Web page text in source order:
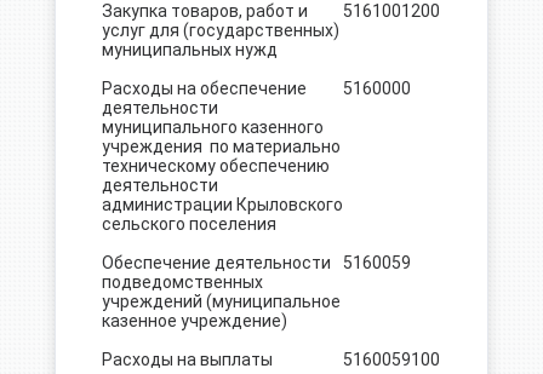
Закупка товаров, работ и
услуг для (государственных)
муниципальных нужд
5161001 200
Расходы на обеспечение
деятельности
муниципального казенного
учреждения по материально
техническому обеспечению
деятельности
администрации Крыловского
сельского поселения
5160000
Обеспечение деятельности
подведомственных
учреждений (муниципальное
казенное учреждение)
5160059
Расходы на выплаты
5160059100